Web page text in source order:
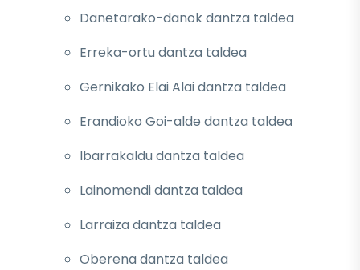
Danetarako-danok dantza taldea
Erreka-ortu dantza taldea
Gernikako Elai Alai dantza taldea
Erandioko Goi-alde dantza taldea
Ibarrakaldu dantza taldea
Lainomendi dantza taldea
Larraiza dantza taldea
Oberena dantza taldea